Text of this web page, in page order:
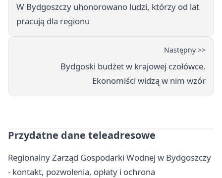
W Bydgoszczy uhonorowano ludzi, którzy od lat
pracują dla regionu
Następny >>
Bydgoski budżet w krajowej czołówce.
Ekonomiści widzą w nim wzór
Przydatne dane teleadresowe
Regionalny Zarząd Gospodarki Wodnej w Bydgoszczy
- kontakt, pozwolenia, opłaty i ochrona